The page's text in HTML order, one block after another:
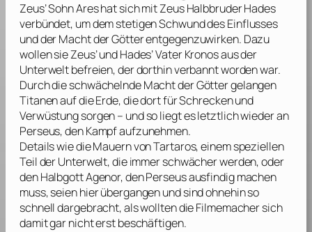
Zeus’ Sohn Ares hat sich mit Zeus Halbbruder Hades
verbündet, um dem stetigen Schwund des Einflusses
und der Macht der Götter entgegenzuwirken. Dazu
wollen sie Zeus’ und Hades’ Vater Kronos aus der
Unterwelt befreien, der dorthin verbannt worden war.
Durch die schwächelnde Macht der Götter gelangen
Titanen auf die Erde, die dort für Schrecken und
Verwüstung sorgen – und so liegt es letztlich wieder an
Perseus, den Kampf aufzunehmen.
Details wie die Mauern von Tartaros, einem speziellen
Teil der Unterwelt, die immer schwächer werden, oder
den Halbgott Agenor, den Perseus ausfindig machen
muss, seien hier übergangen und sind ohnehin so
schnell dargebracht, als wollten die Filmemacher sich
damit gar nicht erst beschäftigen.